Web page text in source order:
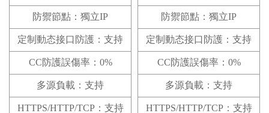
防禦節點：獨立IP
定制動态接口防護：支持
CC防護誤傷率：0%
多源負載：支持
HTTPS/HTTP/TCP：支持
防禦節點：獨立IP
定制動态接口防護：支持
CC防護誤傷率：0%
多源負載：支持
HTTPS/HTTP/TCP：支持